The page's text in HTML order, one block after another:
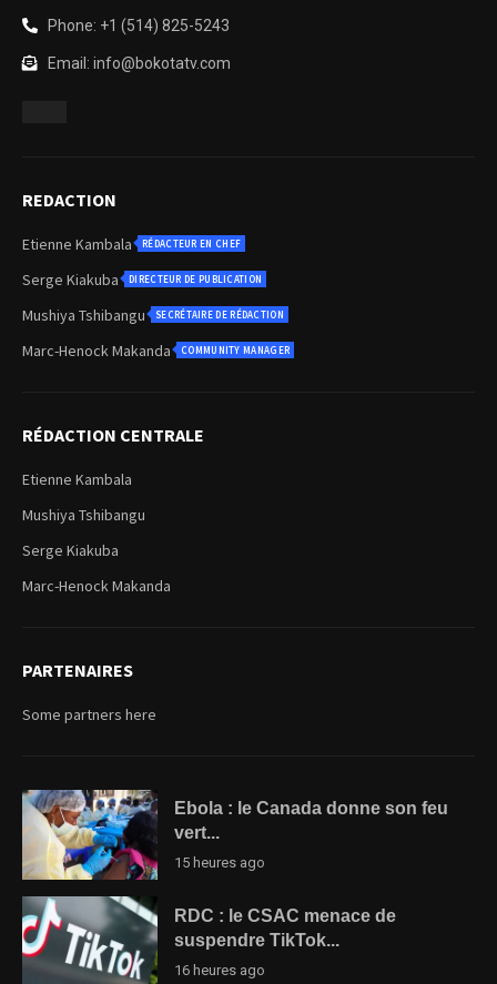
Phone: +1 (514) 825-5243
Email: info@bokotatv.com
REDACTION
Etienne Kambala RÉDACTEUR EN CHEF
Serge Kiakuba DIRECTEUR DE PUBLICATION
Mushiya Tshibangu SECRÉTAIRE DE RÉDACTION
Marc-Henock Makanda COMMUNITY MANAGER
RÉDACTION CENTRALE
Etienne Kambala
Mushiya Tshibangu
Serge Kiakuba
Marc-Henock Makanda
PARTENAIRES
Some partners here
Ebola : le Canada donne son feu
vert...
15 heures ago
RDC : le CSAC menace de
suspendre TikTok...
16 heures ago